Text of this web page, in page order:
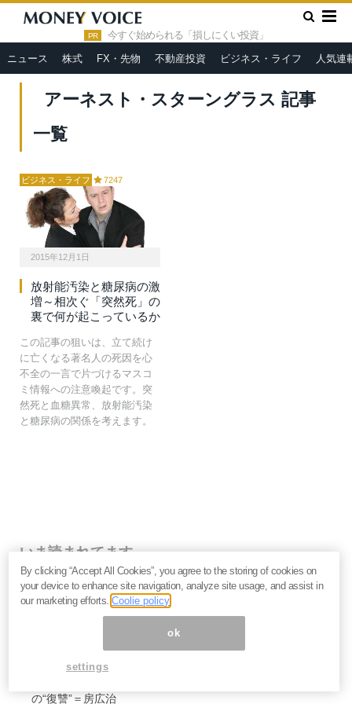
PR 今すぐ始められる「損しにくい投資」
ニュース 株式 FX・先物 不動産投資 ビジネス・ライフ 人気連
HOME » アーネスト・スターングラス
アーネスト・スターングラス 記事
一覧
ビジネス・ライフ 7247
2015年12月1日
放射能汚染と糖尿病の激
増～相次ぐ「突然死」の
裏で何が起こっているか
この記事の狙いは、立て続け
に亡くなる著名人の死因を心
不全の一言で片づけるマスコ
ミ情報への注意喚起です。突
然死と血糖異常、放射能汚染
と糖尿病の関係を考えます。
いま読まれてます
働く必要がない人・働いても報われない人の二極化へ
――鈴木傾城が語るAI時代のサバイバル論
努力と根性が裏目に出る時代に。スピリチュアルリーダ
ーMISAが語る「お金の流れに乗る人・外れる人」の違
なぜマスクはSpaceXのIPOを急ぐのか。2.9兆ドル「同
の“復讐”＝房広治
By clicking “Accept All Cookies”, you agree to the storing of cookies on
your device to enhance site navigation, analyze site usage, and assist in
our marketing efforts.Coolie policy
ok
settings